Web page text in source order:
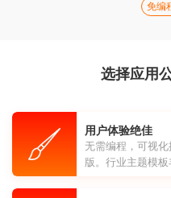
免编
选择应用
用户体验绝佳
无需编程，可视
版。行业主题模